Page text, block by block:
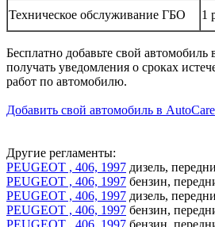
Техническое обслуживание ГБО
1
Бесплатно добавьте свой
получать уведомления о сроках
работ по автомобилю.
Добавить свой автомобиль в AutoCare
Другие регламенты:
PEUGEOT , 406, 1997 дизель,
PEUGEOT , 406, 1997 бензин,
PEUGEOT , 406, 1997 дизель,
PEUGEOT , 406, 1997 бензин,
PEUGEOT , 406, 1997 бензин,